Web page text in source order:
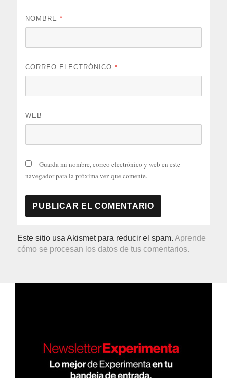
NOMBRE*
CORREO ELECTRÓNICO*
WEB
Guarda mi nombre, correo electrónico y web en este
navegador para la próxima vez que comente.
Este sitio usa Akismet para reducir el spam.Aprende
cómo se procesan los datos de tus comentarios.